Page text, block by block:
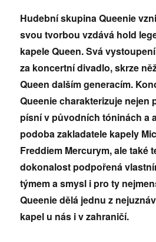
Hudební skupina Queenie
svou tvorbou vzdává hold
kapele Queen. Svá
za koncertní divadlo, skrze
Queen dalším generacím.
Queenie charakterizuje nejen
písní v původních tóninách a
podoba zakladatele kapely
Freddiem Mercurym, ale také
dokonalost podpořená
týmem a smysl i pro ty
Queenie dělá jednu z
kapel u nás i v zahraničí.